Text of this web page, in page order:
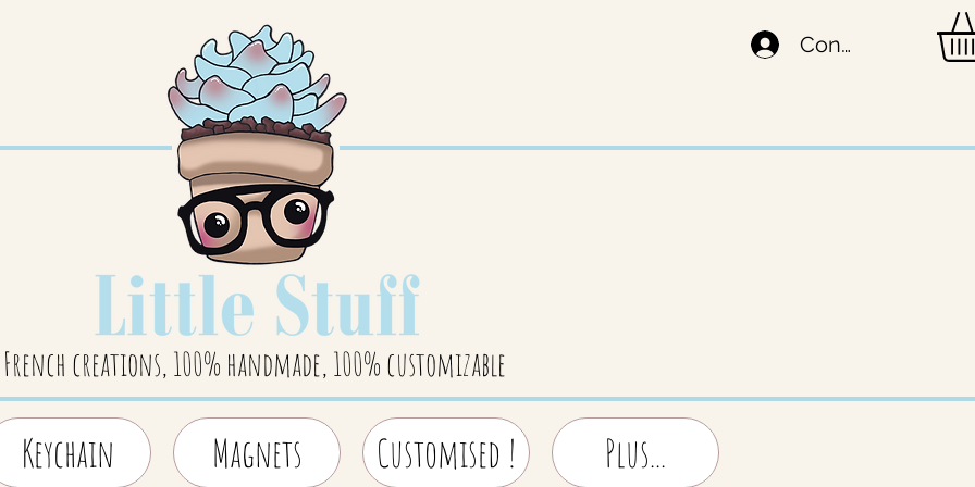
French creations, 100% handmade, 100% customizable
Connexion
Keychain Magnets Customised ! Plus...